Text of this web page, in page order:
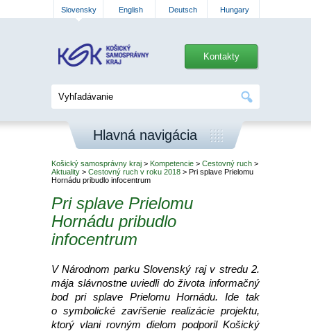
Slovensky English Deutsch Hungary
Kontakty
Hlavná navigácia
Košický samosprávny kraj > Kompetencie > Cestovný ruch >
Aktuality > Cestovný ruch v roku 2018 > Pri splave Prielomu
Hornádu pribudlo infocentrum
Pri splave Prielomu
Hornádu pribudlo
infocentrum
V Národnom parku Slovenský raj v stredu 2.
mája slávnostne uviedli do života informačný
bod pri splave Prielomu Hornádu. Ide tak
o symbolické zavŕšenie realizácie projektu,
ktorý vlani rovným dielom podporil Košický